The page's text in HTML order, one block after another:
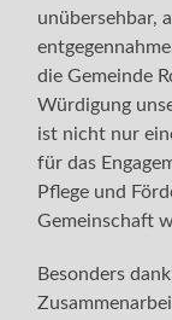
unübersehbar,
die Gemeinde
Würdigung
ist nicht nur
für das
Pflege und
Gemeinschaft
Besonders